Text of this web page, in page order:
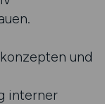
und
interner